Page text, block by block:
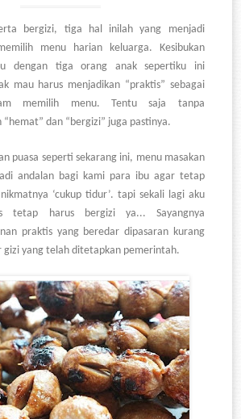
bergizi, tiga hal inilah yang menjadi
menu harian keluarga. Kesibukan
dengan tiga orang anak sepertiku ini
mau harus menjadikan “praktis” sebagai
memilih menu. Tentu saja tanpa
“hemat” dan “bergizi” juga pastinya.
puasa seperti sekarang ini, menu masakan
andalan bagi kami para ibu agar tetap
‘cukup tidur’. tapi sekali lagi aku
tetap harus bergizi ya... Sayangnya
praktis yang beredar dipasaran kurang
gizi yang telah ditetapkan pemerintah.